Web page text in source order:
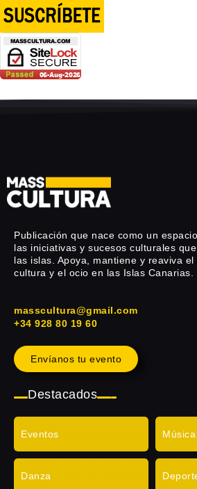
Publicación que nace como un
las iniciativas y sucesos culturales
las islas. Apoya, mantiene y reaviva
cultura y el ocio en las Islas Canarias.
masscultura@gmail.com
+34 928 80 19 60
Envíanos tu evento
Destacados
Eventos Música
Danza